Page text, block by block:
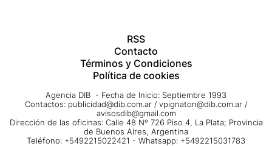
RSS
Contacto
Términos y Condiciones
Política de cookies
Agencia DIB - Fecha de Inicio: Septiembre 1993
Contactos: publicidad@dib.com.ar / vpignaton@dib.com.ar /
avisosdib@gmail.com
Dirección de las oficinas: Calle 48 Nº 726 Piso 4, La Plata; Provincia
de Buenos Aires, Argentina
Teléfono: +5492215022421 - Whatsapp: +5492215031783